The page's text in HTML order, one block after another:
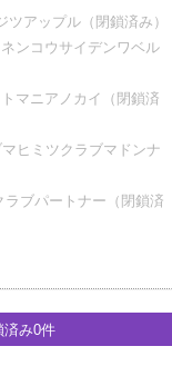
ツアップル（閉鎖済み）
ンコウサイデンワベル
マニアノカイ（閉鎖済
マヒミツクラブマドンナ
ラブパートナー（閉鎖済
済み0件